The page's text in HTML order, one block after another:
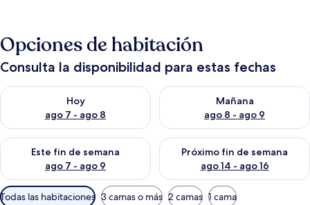
Opciones de habitación
Consulta la disponibilidad para estas fechas
Hoy
ago 7 - ago 8
Consulta la disponibilidad para hoy ago 7 - ago 8
Mañana
ago 8 - ago 9
Consulta la disponibilidad
Este fin de semana
ago 7 - ago 9
Consulta la disponibilidad para este fin de semana ago 7 -
Próximo fin de semana
ago 14 - ago 16
Consulta la disponibilidad
Filtros
Todas las habitaciones 3 camas o más 2 camas 1 cama